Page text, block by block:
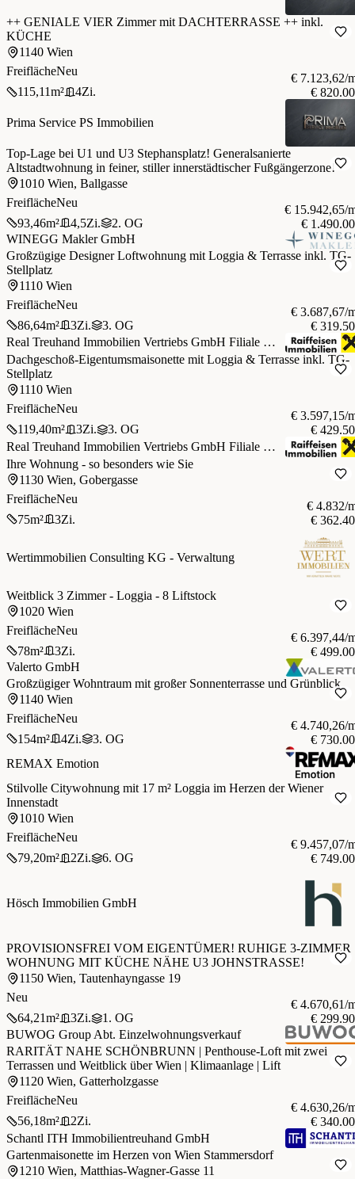
++ GENIALE VIER Zimmer mit DACHTERRASSE ++ inkl.
KÜCHE
1140 Wien
FreiflächeNeu
115,11m² 4Zi.
€ 7.123,62/
€
Prima Service PS Immobilien
Top-Lage bei U1 und U3 Stephansplatz! Generalsanierte
Altstadtwohnung in feiner, stiller innerstädtischer Fußgängerzone!
1010 Wien, Ballgasse
FreiflächeNeu
93,46m² 4,5Zi. 2. OG
€ 15.942,65/
€
WINEGG Makler GmbH
Großzügige Designer Loftwohnung mit Loggia & Terrasse inkl. TG-
Stellplatz
1110 Wien
FreiflächeNeu
86,64m² 3Zi. 3. OG
€ 3.687,67/
€
Real Treuhand Immobilien Vertriebs GmbH Filiale Wien
Dachgeschoß-Eigentumsmaisonette mit Loggia & Terrasse inkl. TG-
Stellplatz
1110 Wien
FreiflächeNeu
119,40m² 3Zi. 3. OG
€ 3.597,15/
€
Real Treuhand Immobilien Vertriebs GmbH Filiale Wien
Ihre Wohnung - so besonders wie Sie
1130 Wien, Gobergasse
FreiflächeNeu
75m² 3Zi.
€ 4.832/
€
Wertimmobilien Consulting KG - Verwaltung
Weitblick 3 Zimmer - Loggia - 8 Liftstock
1020 Wien
FreiflächeNeu
78m² 3Zi.
€ 6.397,44/
€
Valerto GmbH
Großzügiger Wohntraum mit großer Sonnenterrasse und Grünblick
1140 Wien
FreiflächeNeu
154m² 4Zi. 3. OG
€ 4.740,26/
€
REMAX Emotion
Stilvolle Citywohnung mit 17 m² Loggia im Herzen der Wiener
Innenstadt
1010 Wien
FreiflächeNeu
79,20m² 2Zi. 6. OG
€ 9.457,07/
€
Hösch Immobilien GmbH
PROVISIONSFREI VOM EIGENTÜMER! RUHIGE 3-ZIMMER
WOHNUNG MIT KÜCHE NÄHE U3 JOHNSTRASSE!
1150 Wien, Tautenhayngasse 19
Neu
64,21m² 3Zi. 1. OG
€ 4.670,61/
€
BUWOG Group Abt. Einzelwohnungsverkauf
RARITÄT NAHE SCHÖNBRUNN | Penthouse-Loft mit zwei
Terrassen und Weitblick über Wien | Klimaanlage | Lift
1120 Wien, Gatterholzgasse
FreiflächeNeu
56,18m² 2Zi.
€ 4.630,26/
€
Schantl ITH Immobilientreuhand GmbH
Gartenmaisonette im Herzen von Wien Stammersdorf
1210 Wien, Matthias-Wagner-Gasse 11